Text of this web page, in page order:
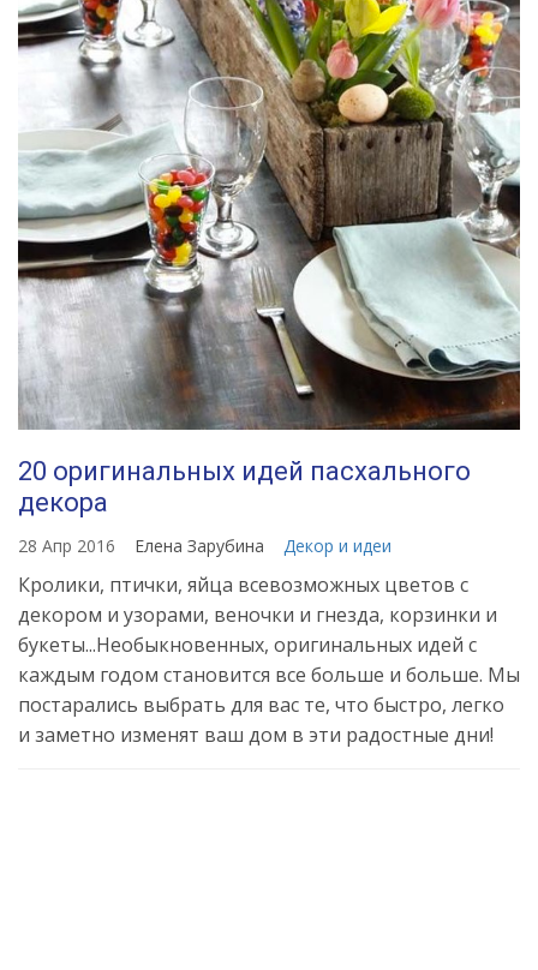
20 оригинальных идей пасхального
декора
28 Апр 2016 Елена Зарубина Декор и идеи
Кролики, птички, яйца всевозможных цветов с
декором и узорами, веночки и гнезда, корзинки и
букеты...Необыкновенных, оригинальных идей с
каждым годом становится все больше и больше. Мы
постарались выбрать для вас те, что быстро, легко
и заметно изменят ваш дом в эти радостные дни!